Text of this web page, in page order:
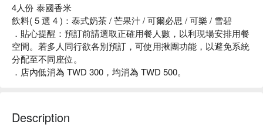
4人份 泰國香米
飲料( 5 選 4 )：泰式奶茶 / 芒果汁 / 可爾必思 / 可樂 / 雪碧
．貼心提醒：預訂前請選取正確用餐人數，以利現場安排用餐
空間。若多人同行欲各別預訂，可使用揪團功能，以避免系統
分配至不同座位。
．店內低消為 TWD 300，均消為 TWD 500。
Description